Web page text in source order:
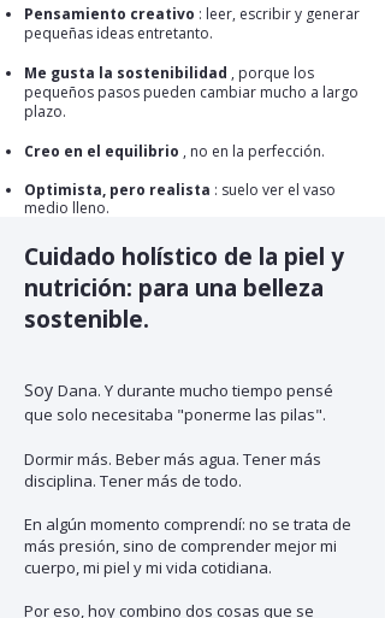
Pensamiento creativo : leer, escribir y generar
pequeñas ideas entretanto.
Me gusta la sostenibilidad , porque los
pequeños pasos pueden cambiar mucho a largo
plazo.
Creo en el equilibrio , no en la perfección.
Optimista, pero realista : suelo ver el vaso
medio lleno.
Cuidado holístico de la piel y
nutrición: para una belleza
sostenible.
Soy Dana. Y durante mucho tiempo pensé
que solo necesitaba "ponerme las pilas".
Dormir más. Beber más agua. Tener más
disciplina. Tener más de todo.
En algún momento comprendí: no se trata de
más presión, sino de comprender mejor mi
cuerpo, mi piel y mi vida cotidiana.
Por eso, hoy combino dos cosas que se